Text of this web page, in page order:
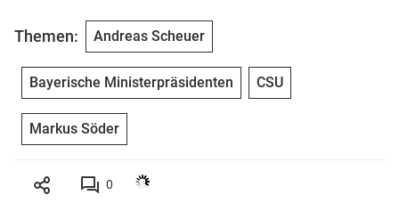
Themen: Andreas Scheuer
Bayerische Ministerpräsidenten CSU
Markus Söder
0